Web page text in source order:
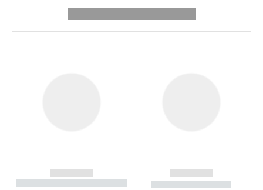
------------
----------- ----------- --------
------------
----------- -----------